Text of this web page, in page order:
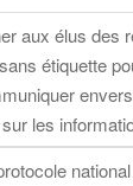
aux élus des
étiquette
les